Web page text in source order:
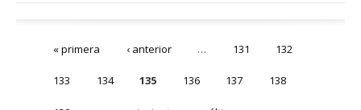
« primera ‹ anterior … 131 132
133 134 135 136 137 138